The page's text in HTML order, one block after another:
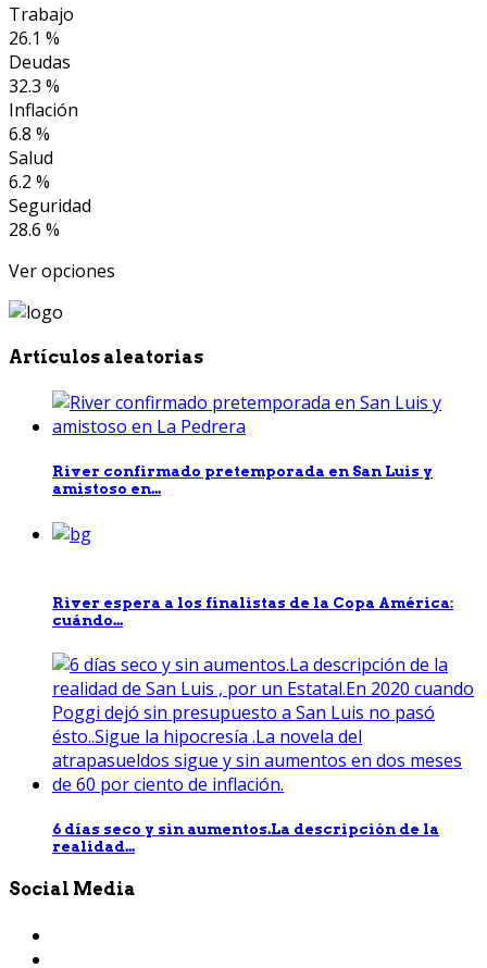
Trabajo
26.1 %
Deudas
32.3 %
Inflación
6.8 %
Salud
6.2 %
Seguridad
28.6 %
Ver opciones
Artículos aleatorias
River confirmado pretemporada en San Luis y
amistoso en...
River espera a los finalistas de la Copa América:
cuándo...
6 días seco y sin aumentos.La descripción de la
realidad...
Social Media